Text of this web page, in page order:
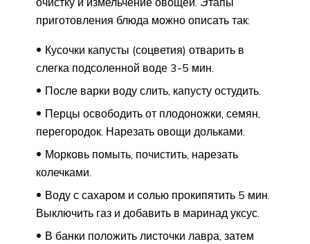
приготовления блюда можно описать так:
Кусочки капусты (соцветия) отварить в
слегка подсоленной воде 3-5 мин.
После варки воду слить, капусту остудить.
Перцы освободить от плодоножки, семян,
перегородок. Нарезать овощи дольками.
Морковь помыть, почистить, нарезать
колечками.
Воду с сахаром и солью прокипятить 5 мин.
Выключить газ и добавить в маринад уксус.
В банки положить листочки лавра, затем